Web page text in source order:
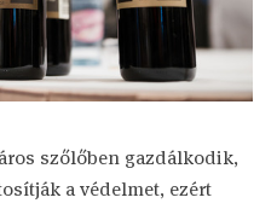
szőlőben gazdálkodik,
a védelmet, ezért